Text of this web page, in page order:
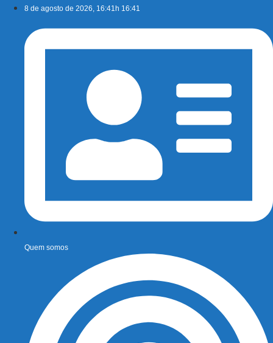
conteúdo
8 de agosto de 2026, 16:41h 16:41
Quem somos